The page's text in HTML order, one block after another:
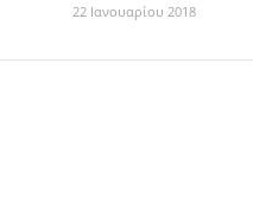
22 Ιανουαρίου 2018